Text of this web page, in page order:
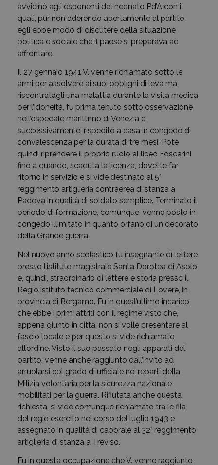
avvicinò agli esponenti del neonato Pd’A con i
quali, pur non aderendo apertamente al partito,
egli ebbe modo di discutere della situazione
politica e sociale che il paese si preparava ad
affrontare.
Il 27 gennaio 1941 V. venne richiamato sotto le
armi per assolvere ai suoi obblighi di leva ma,
riscontratagli una malattia durante la visita medica
per l’idoneità, fu prima tenuto sotto osservazione
nell’ospedale marittimo di Venezia e,
successivamente, rispedito a casa in congedo di
convalescenza per la durata di tre mesi. Poté
quindi riprendere il proprio ruolo al liceo Foscarini
fino a quando, scaduta la licenza, dovette far
ritorno in servizio e si vide destinato al 5°
reggimento artiglieria contraerea di stanza a
Padova in qualità di soldato semplice. Terminato il
periodo di formazione, comunque, venne posto in
congedo illimitato in quanto orfano di un decorato
della Grande guerra.
Nel nuovo anno scolastico fu insegnante di lettere
presso l’istituto magistrale Santa Dorotea di Asolo
e, quindi, straordinario di lettere e storia presso il
Regio istituto tecnico commerciale di Lovere, in
provincia di Bergamo. Fu in quest’ultimo incarico
che ebbe i primi attriti con il regime visto che,
appena giunto in città, non si volle presentare al
fascio locale e per questo si vide richiamato
all’ordine. Visto il suo passato negli apparati del
partito, venne anche raggiunto dall’invito ad
arruolarsi col grado di ufficiale nei reparti della
Milizia volontaria per la sicurezza nazionale
mobilitati per la guerra. Rifiutata anche questa
richiesta, si vide comunque richiamato tra le fila
del regio esercito nel corso del luglio 1943 e
assegnato in qualità di caporale al 32° reggimento
artiglieria di stanza a Treviso.
Fu in questa occupazione che V. venne raggiunto